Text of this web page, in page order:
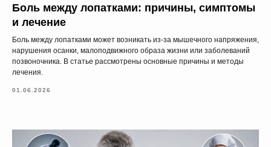
Боль между лопатками: причины, симптомы
и лечение
Боль между лопатками может возникать из-за мышечного напряжения,
нарушения осанки, малоподвижного образа жизни или заболеваний
позвоночника. В статье рассмотрены основные причины и методы
лечения.
01.06.2026